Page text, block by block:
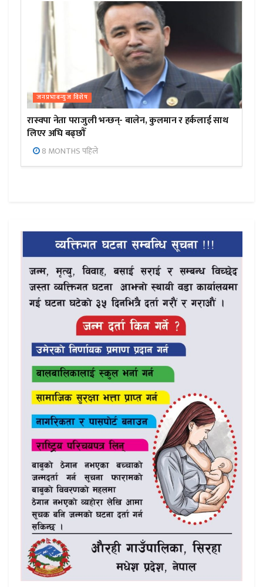
जनप्रभाबन्युज विशेष
रास्वपा नेता पराजुली भन्छन्- बालेन, कुलमान र हर्कलाई साथ
लिएर अघि बढ्छौँ
8 MONTHS पहिले